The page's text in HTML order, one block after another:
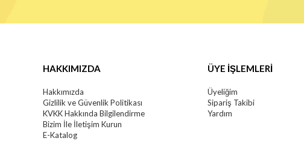
HAKKIMIZDA
Hakkımızda
Gizlilik ve Güvenlik Politikası
KVKK Hakkında Bilgilendirme
Bizim İle İletişim Kurun
E-Katalog
ÜYE İŞLEMLERİ
Üyeliğim
Sipariş Takibi
Yardım